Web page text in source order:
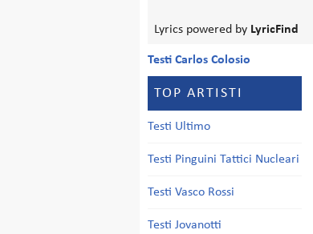
Lyrics powered by LyricFind
Testi Carlos Colosio
TOP ARTISTI
Testi Ultimo
Testi Pinguini Tattici Nucleari
Testi Vasco Rossi
Testi Jovanotti